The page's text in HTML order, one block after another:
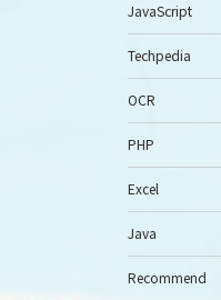
JavaScript
Techpedia
OCR
PHP
Excel
Java
Recommend